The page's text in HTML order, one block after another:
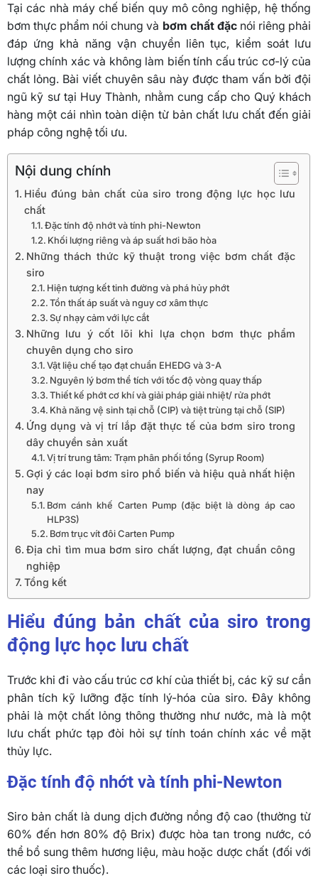
Tại các nhà máy chế biến quy mô công nghiệp, hệ thống
bơm thực phẩm nói chung và bơm chất đặcnói riêng phải
đáp ứng khả năng vận chuyển liên tục, kiểm soát lưu
lượng chính xác và không làm biến tính cấu trúc cơ-lý của
chất lỏng. Bài viết chuyên sâu này được tham vấn bởi đội
ngũ kỹ sư tại Huy Thành, nhằm cung cấp cho Quý khách
hàng một cái nhìn toàn diện từ bản chất lưu chất đến giải
pháp công nghệ tối ưu.
Nội dung chính
Hiểu đúng bản chất của siro trong động lực học lưu
chất
Đặc tính độ nhớt và tính phi-Newton
Khối lượng riêng và áp suất hơi bão hòa
Những thách thức kỹ thuật trong việc bơm chất đặc
siro
Hiện tượng kết tinh đường và phá hủy phớt
Tổn thất áp suất và nguy cơ xâm thực
Sự nhạy cảm với lực cắt
Những lưu ý cốt lõi khi lựa chọn bơm thực phẩm
chuyên dụng cho siro
Vật liệu chế tạo đạt chuẩn EHEDG và 3-A
Nguyên lý bơm thể tích với tốc độ vòng quay thấp
Thiết kế phớt cơ khí và giải pháp giải nhiệt/ rửa phớt
Khả năng vệ sinh tại chỗ (CIP) và tiệt trùng tại chỗ (SIP)
Ứng dụng và vị trí lắp đặt thực tế của bơm siro trong
dây chuyền sản xuất
Vị trí trung tâm: Trạm phân phối tổng (Syrup Room)
Gợi ý các loại bơm siro phổ biến và hiệu quả nhất hiện
nay
Bơm cánh khế Carten Pump (đặc biệt là dòng áp cao
HLP3S)
Bơm trục vít đôi Carten Pump
Địa chỉ tìm mua bơm siro chất lượng, đạt chuẩn công
nghiệp
Tổng kết
Hiểu đúng bản chất của siro trong
động lực học lưu chất
Trước khi đi vào cấu trúc cơ khí của thiết bị, các kỹ sư cần
phân tích kỹ lưỡng đặc tính lý-hóa của siro. Đây không
phải là một chất lỏng thông thường như nước, mà là một
lưu chất phức tạp đòi hỏi sự tính toán chính xác về mặt
thủy lực.
Đặc tính độ nhớt và tính phi-Newton
Siro bản chất là dung dịch đường nồng độ cao (thường từ
60% đến hơn 80% độ Brix) được hòa tan trong nước, có
thể bổ sung thêm hương liệu, màu hoặc dược chất (đối với
các loại siro thuốc).